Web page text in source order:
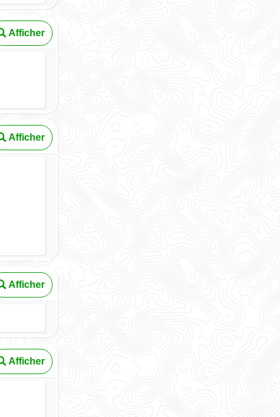
Afficher
Afficher
Afficher
Afficher